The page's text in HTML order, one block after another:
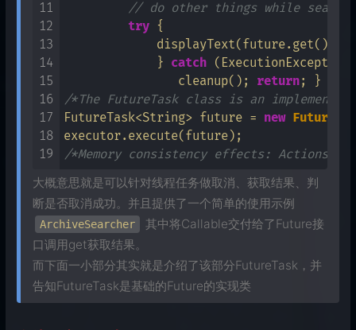
11
12
13
14
15
16
17
18
19
// do other things while
try {
             }
catch
             	cleanup();
return
/*The FutureTask class is an
FutureTask<String> future = new
/*Memory consistency effects: Actions
大概意思就是可以针对线程任务做取消、获取结果、判
断是否取消成功。并且提供了一个简单的使用示例
ArchiveSearcher
其中将Callable交付给了Future接
口调用get获取结果。
而下面一小部分其实就是介绍了该部分FutureTask，并
告知FutureTask是基础的Future的实现类